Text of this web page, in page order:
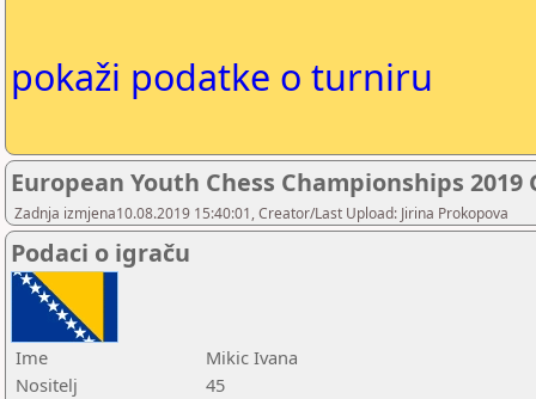
pokaži podatke o turniru
European Youth Chess Championships 2019
Zadnja izmjena10.08.2019 15:40:01, Creator/Last Upload: Jirina Prokopova
Podaci o igraču
Ime
Mikic Ivana
Nositelj
45